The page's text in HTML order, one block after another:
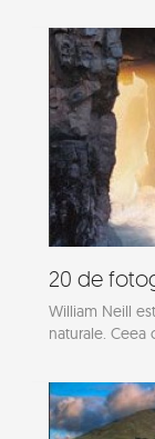
20 de
William Neill
naturale. Ceea